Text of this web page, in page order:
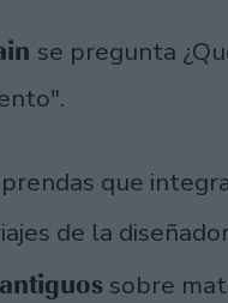
se pregunta
que
de la
sobre